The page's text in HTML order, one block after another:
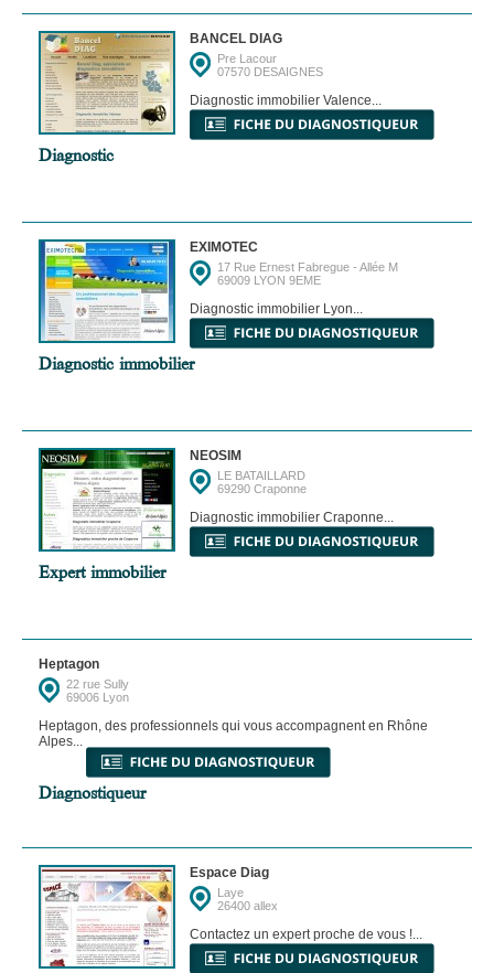
BANCEL DIAG
Pre Lacour
07570 DESAIGNES
Diagnostic immobilier Valence...
Diagnostic
EXIMOTEC
17 Rue Ernest Fabregue - Allée M
69009 LYON 9EME
Diagnostic immobilier Lyon...
Diagnostic immobilier
NEOSIM
LE BATAILLARD
69290 Craponne
Diagnostic immobilier Craponne...
Expert immobilier
Heptagon
22 rue Sully
69006 Lyon
Heptagon, des professionnels qui vous accompagnent en Rhône
Alpes...
Diagnostiqueur
Espace Diag
Laye
26400 allex
Contactez un expert proche de vous !...